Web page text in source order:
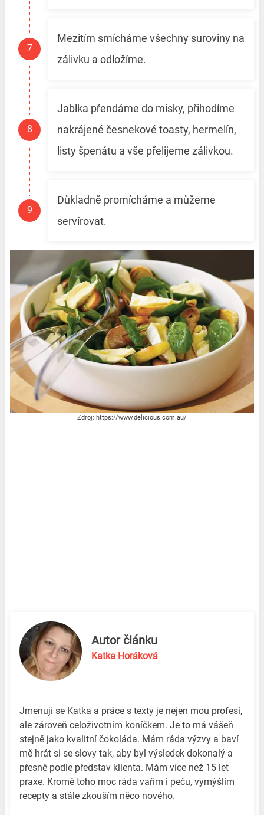
Mezitím smícháme všechny suroviny na
zálivku a odložíme.
Jablka přendáme do misky, přihodíme
nakrájené česnekové toasty, hermelín,
listy špenátu a vše přelijeme zálivkou.
Důkladně promícháme a můžeme
servírovat.
Zdroj: https://www.delicious.com.au/
Autor článku
Katka Horáková
Jmenuji se Katka a práce s texty je nejen mou profesí,
ale zároveň celoživotním koníčkem. Je to má vášeň
stejně jako kvalitní čokoláda. Mám ráda výzvy a baví
mě hrát si se slovy tak, aby byl výsledek dokonalý a
přesně podle představ klienta. Mám více než 15 let
praxe. Kromě toho moc ráda vařím i peču, vymýšlím
recepty a stále zkouším něco nového.